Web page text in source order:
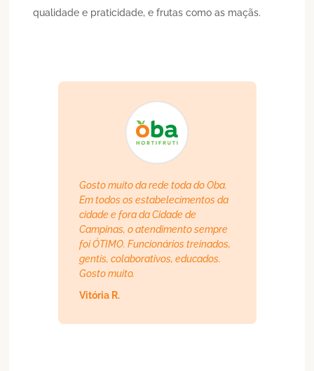
qualidade e praticidade, e frutas como as maçãs.
Gosto muito da rede toda do Oba.
Em todos os estabelecimentos da
cidade e fora da Cidade de
Campinas, o atendimento sempre
foi ÓTIMO. Funcionários treinados,
gentis, colaborativos, educados.
Gosto muito.
Vitória R.